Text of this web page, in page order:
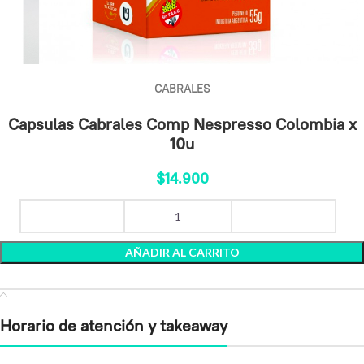
CABRALES
Capsulas Cabrales Comp Nespresso Colombia x
10u
$14.900
AÑADIR AL CARRITO
Horario de atención y takeaway